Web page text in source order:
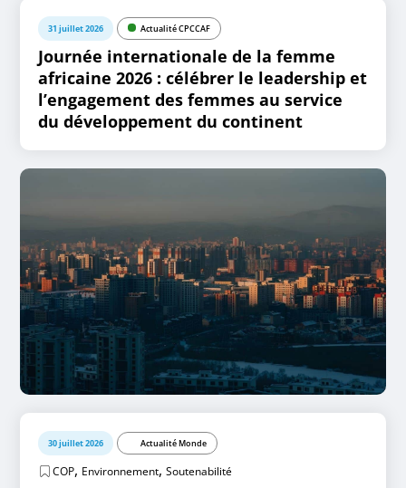
31 juillet 2026 Actualité CPCCAF
Journée internationale de la femme
africaine 2026 : célébrer le leadership et
l’engagement des femmes au service
du développement du continent
30 juillet 2026 Actualité Monde
COP, Environnement,Soutenabilité